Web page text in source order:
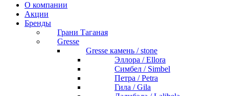
О компании
Акции
Бренды
Грани Таганая
Gresse
Gresse камень / stone
Эллора / Ellora
Симбел / Simbel
Петра / Petra
Гила / Gila